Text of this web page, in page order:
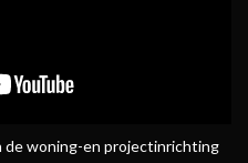
de woning-en projectinrichting